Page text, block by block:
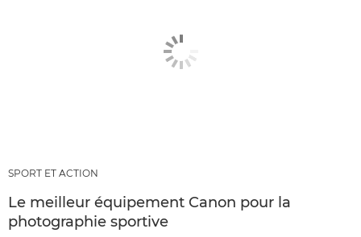
SPORT ET ACTION
Le meilleur équipement Canon pour la
photographie sportive